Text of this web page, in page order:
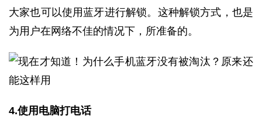
大家也可以使用蓝牙进行解锁。这种解锁方式，也是
为用户在网络不佳的情况下，所准备的。
4.使用电脑打电话